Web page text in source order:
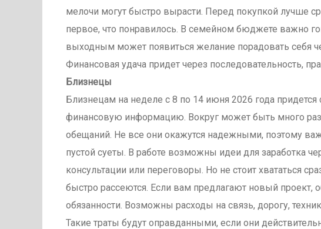
мелочи могут быстро вырасти. Перед покупкой лучше
первое, что понравилось. В семейном бюджете важно
выходным может появиться желание порадовать себя
Финансовая удача придет через последовательность,
Близнецы
Близнецам на неделе с 8 по 14 июня 2026 года
финансовую информацию. Вокруг может быть много
обещаний. Не все они окажутся надежными, поэтому
пустой суеты. В работе возможны идеи для заработка
консультации или переговоры. Но не стоит хвататься
быстро рассеются. Если вам предлагают новый проект,
обязанности. Возможны расходы на связь, дорогу,
Такие траты будут оправданными, если они